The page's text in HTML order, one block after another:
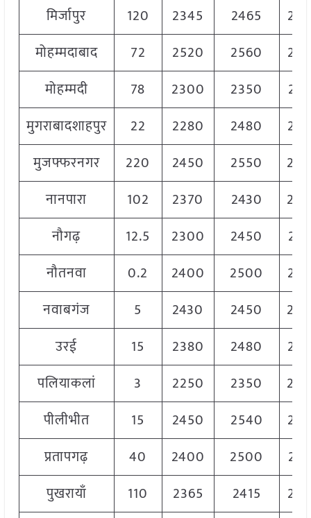
मिर्जापुर
120 2345 2465
मोहम्मदाबाद
72 2520 2560
मोहम्मदी
78 2300 2350
मुगराबादशाहपुर
22 2280 2480
मुजफ्फरनगर
220 2450 2550
नानपारा
102 2370 2430
नौगढ़
12.5 2300 2450
नौतनवा
0.2 2400 2500
नवाबगंज
5 2430 2450
उरई
15 2380 2480
पलियाकलां
3 2250 2350
पीलीभीत
15 2450 2540
प्रतापगढ़
40 2400 2500
पुखरायाँ
110 2365 2415